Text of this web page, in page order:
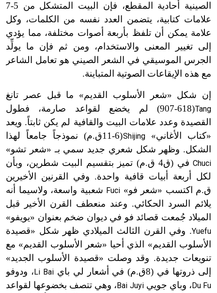
الصينية أحادية المقطع، فإن البيت المتشكل من 5-7
علامات كتابية، يتضمن العدد نفسه من الكلمات، وكل
علامة يمكن أن تلفظ بأربعة أصوات مختلفة، مما يؤدي
إلى تغيير المعنى والاستخدام، ومن ثم فإن ما يولِّد
الجرس الموسيقي في الشعر الصيني هو تعامل الشاعر
مع هذه الإيقاعات الصوتية المتباينة.
إن شكل «شعر الأسلوب القديم» ما قبل عصر تانغ
Tang
(618-907)
لم يخضع لقواعد صارمة، فطول
القصيدة وعدد علامات البيت والقافية لم يكن ثابتاً. ويعد
«كتاب الأغاني» Shijing
(6-11
ق.م) نموذجاً جامعاً لهذا
الشكل. وظهر شكل شعري جديد سمي بـ «شعر تشو»
Chuci
في (ق4 ق.م) تميز بتقسيم البيت شطرين، وبأن
لكل أربعة أبيات قافية واحدة. وفي القرنين الأخيرين
ق.م اكتسب «شعر فو» Fuci شعبية واسعة، ولاسيما أنه
يلائم السرد الحكائي. وعند منعطف القرن الأخير قبل
الميلاد جُمعت قصائد فو في ديوان ضخم بعنوان «يويفو»
Yuefu. وفي القرن الثالث الميلادي ظهر شكل «قصيدة
الأسلوب القديم» الذي أحيا «شعر الأسلوب القديم» مع
تنويعات جديدة. وقد وصلت «قصيدة الأسلوب الجديد»
إلى ذروتها في (8ق.م) في أشعار لي بايLi Bai ، ودوفو
Du Fu ، وباي جوييBai Juyi ، وهي تتصف بخضوعها لقواعد